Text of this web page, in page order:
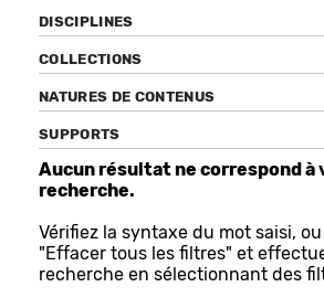
Téléchargez des ressources gratuites
Aucun résultat ne correspond à
recherche.
Vérifiez la syntaxe du mot saisi,
"Effacer tous les filtres" et
recherche en sélectionnant des
DISCIPLINES
COLLECTIONS
NATURES DE CONTENUS
SUPPORTS